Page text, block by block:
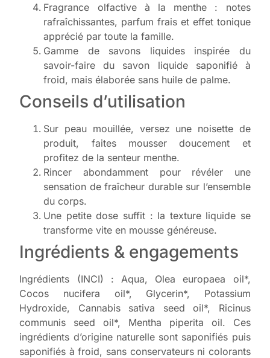
Fragrance olfactive à la menthe : notes
rafraîchissantes, parfum frais et effet tonique
apprécié par toute la famille.
Gamme de savons liquides inspirée du
savoir-faire du savon liquide saponifié à
froid, mais élaborée sans huile de palme.
Conseils d’utilisation
Sur peau mouillée, versez une noisette de
produit, faites mousser doucement et
profitez de la senteur menthe.
Rincer abondamment pour révéler une
sensation de fraîcheur durable sur l’ensemble
du corps.
Une petite dose suffit : la texture liquide se
transforme vite en mousse généreuse.
Ingrédients & engagements
Ingrédients (INCI) : Aqua, Olea europaea oil*,
Cocos nucifera oil*, Glycerin*, Potassium
Hydroxide, Cannabis sativa seed oil*, Ricinus
communis seed oil*, Mentha piperita oil. Ces
ingrédients d’origine naturelle sont saponifiés puis
saponifiés à froid, sans conservateurs ni colorants